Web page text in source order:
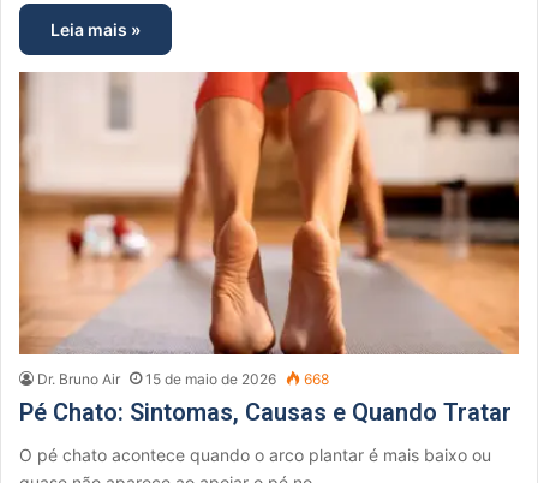
Leia mais »
Dr. Bruno Air 15 de maio de 2026 668
Pé Chato: Sintomas, Causas e Quando Tratar
O pé chato acontece quando o arco plantar é mais baixo ou